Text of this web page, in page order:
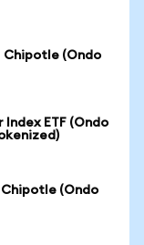
Chipotle (Ondo
ETF (Ondo
Chipotle (Ondo